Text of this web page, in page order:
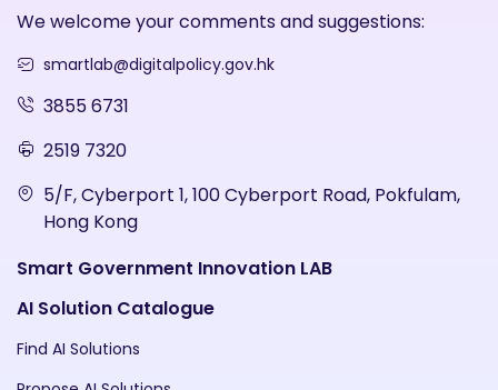
We welcome your comments and suggestions:
smartlab@digitalpolicy.gov.hk
3855 6731
2519 7320
5/F, Cyberport 1, 100 Cyberport Road, Pokfulam,
Hong Kong
Smart Government Innovation LAB
AI Solution Catalogue
Find AI Solutions